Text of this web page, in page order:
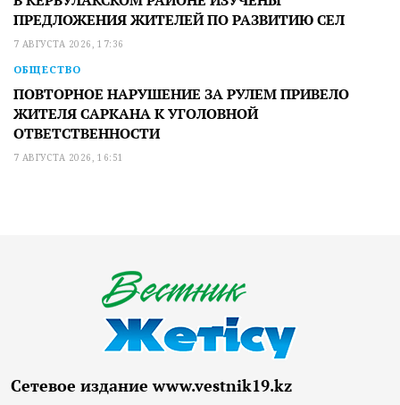
ПРЕДЛОЖЕНИЯ ЖИТЕЛЕЙ ПО РАЗВИТИЮ СЕЛ
7 АВГУСТА 2026, 17:36
ОБЩЕСТВО
ПОВТОРНОЕ НАРУШЕНИЕ ЗА РУЛЕМ ПРИВЕЛО
ЖИТЕЛЯ САРКАНА К УГОЛОВНОЙ
ОТВЕТСТВЕННОСТИ
7 АВГУСТА 2026, 16:51
Сетевое издание www.vestnik19.kz